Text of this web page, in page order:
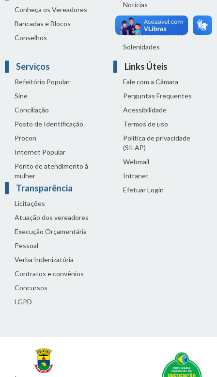
Conheça os Vereadores
Bancadas e Blocos
Conselhos
Notícias
Sala de Imprensa
Vídeos de Reuniões
Solenidades
Serviços
Refeitório Popular
Sine
Conciliação
Posto de Identificação
Procon
Internet Popular
Ponto de atendimento à
mulher
Transparência
Licitações
Atuação dos vereadores
Execução Orçamentária
Pessoal
Verba Indenizatória
Contratos e convênios
Concursos
LGPD
Links Úteis
Fale com a Câmara
Perguntas Frequentes
Acessibilidade
Termos de uso
Política de privacidade
(SILAP)
Webmail
Intranet
Efetuar Login